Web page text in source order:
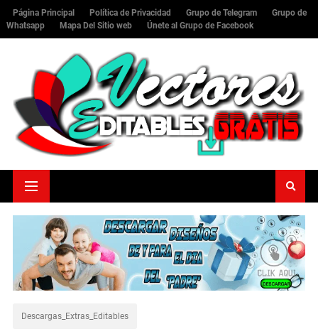
Página Principal Política de Privacidad Grupo de Telegram
Grupo de
Whatsapp
Mapa Del Sitio web Únete al Grupo de Facebook
Descargas_Extras_Editables